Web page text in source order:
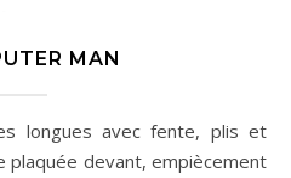
MAN
plaquée devant, empiècement